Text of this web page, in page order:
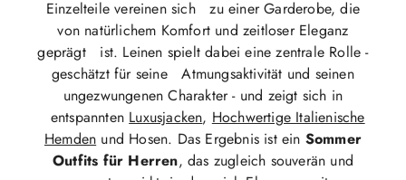
Einzelteile vereinen sich zu einer Garderobe, die
von natürlichem Komfort und zeitloser Eleganz
geprägt ist. Leinen spielt dabei eine zentrale Rolle -
geschätzt für seine Atmungsaktivität und seinen
ungezwungenen Charakter - und zeigt sich in
entspannten Luxusjacken, Hochwertige Italienische
Hemden und Hosen. Das Ergebnis ist ein Sommer
Outfits für Herren, das zugleich souverän und